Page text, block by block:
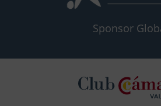
Sponsor